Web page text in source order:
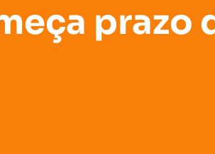
prazo